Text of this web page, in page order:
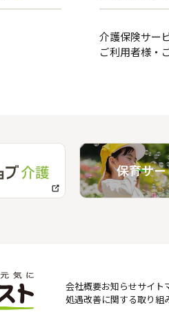
介護保険サー
ご利用者様・
会社概要お知らせサイト
処遇改善に関する取り組